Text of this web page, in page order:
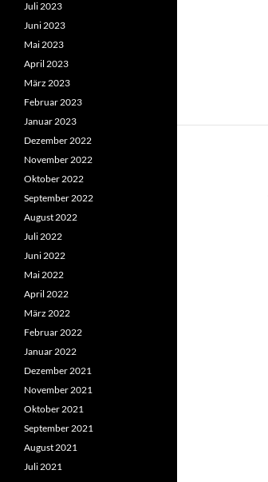
Juli 2023
Juni 2023
Mai 2023
April 2023
März 2023
Februar 2023
Januar 2023
Dezember 2022
November 2022
Oktober 2022
September 2022
August 2022
Juli 2022
Juni 2022
Mai 2022
April 2022
März 2022
Februar 2022
Januar 2022
Dezember 2021
November 2021
Oktober 2021
September 2021
August 2021
Juli 2021